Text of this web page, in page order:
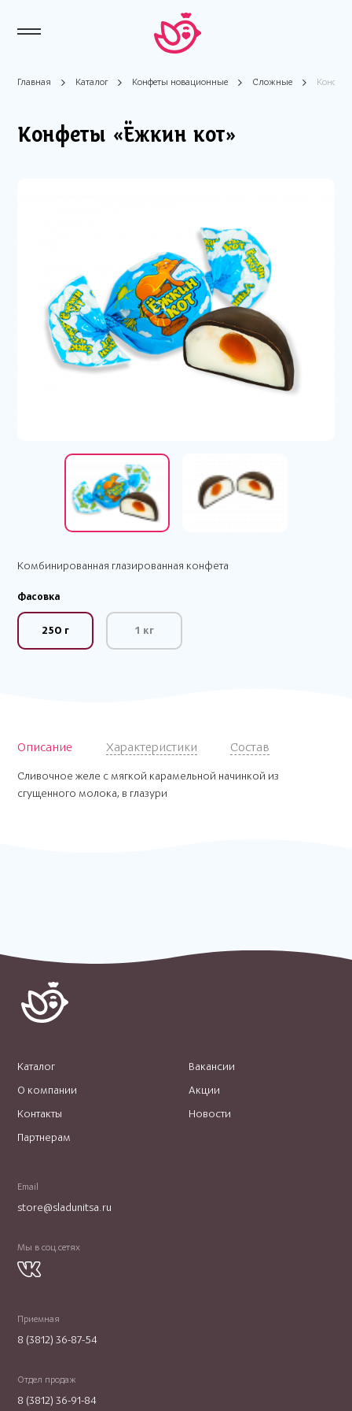
Главная Каталог Конфеты новационные Сложные
Конфеты «Ёжкин кот»
Комбинированная глазированная конфета
Фасовка
250 г 1 кг
Описание Характеристики Состав
Сливочное желе с мягкой карамельной начинкой из
сгущенного молока, в глазури
Каталог
О компании
Контакты
Партнерам
Вакансии
Акции
Новости
Email
store@sladunitsa.ru
Мы в соц.сетях
Приемная
8 (3812) 36-87-54
Отдел продаж
8 (3812) 36-91-84